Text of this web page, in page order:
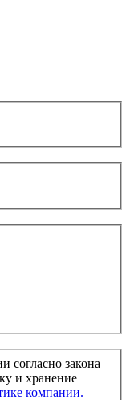
согласно закона
и хранение
компании.